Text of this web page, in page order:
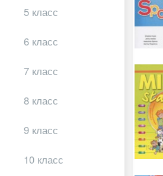
5 класс
6 класс
7 класс
8 класс
9 класс
10 класс